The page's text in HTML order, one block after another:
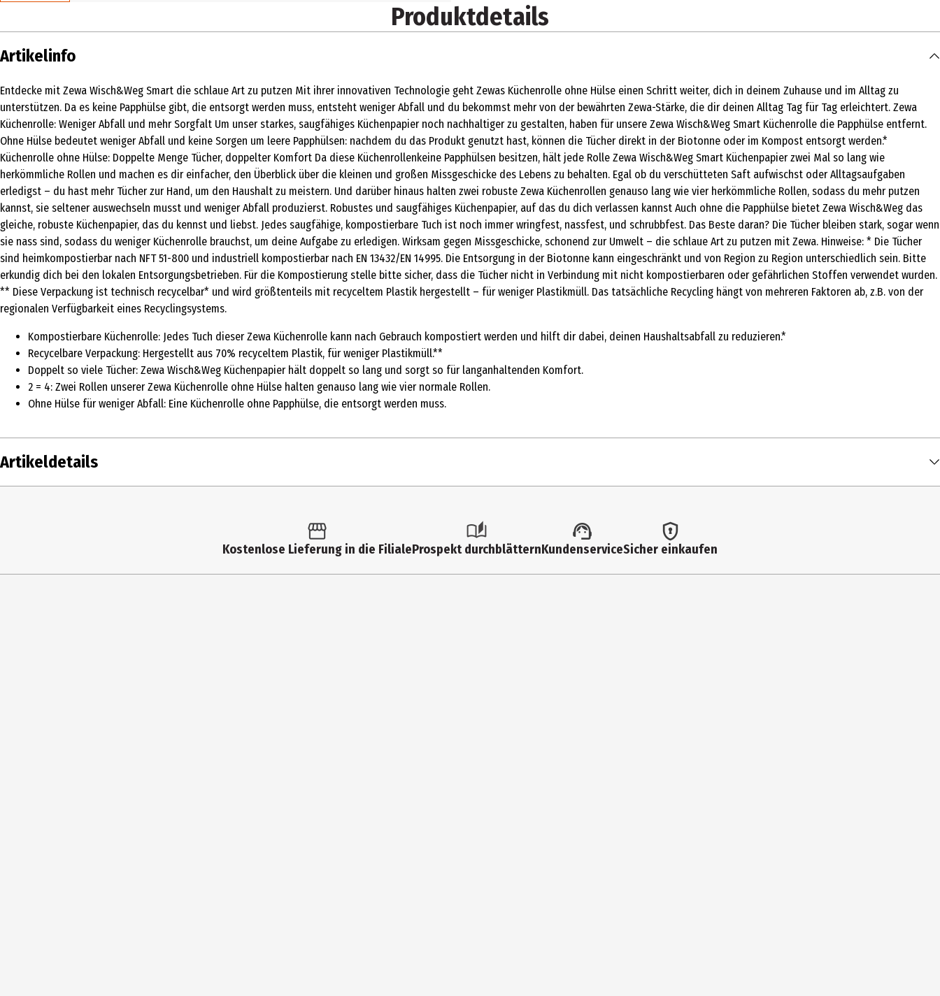
Produktdetails
Artikelinfo
Entdecke mit Zewa Wisch&Weg Smart die schlaue Art zu putzen Mit ihrer innovativen Technologie geht Zewas Küchenrolle ohne Hülse einen Schritt weiter, dich in deinem Zuhause und im Alltag zu
unterstützen. Da es keine Papphülse gibt, die entsorgt werden muss, entsteht weniger Abfall und du bekommst mehr von der bewährten Zewa-Stärke, die dir deinen Alltag Tag für Tag erleichtert. Zewa
Küchenrolle: Weniger Abfall und mehr Sorgfalt Um unser starkes, saugfähiges Küchenpapier noch nachhaltiger zu gestalten, haben für unsere Zewa Wisch&Weg Smart Küchenrolle die Papphülse entfernt.
Ohne Hülse bedeutet weniger Abfall und keine Sorgen um leere Papphülsen: nachdem du das Produkt genutzt hast, können die Tücher direkt in der Biotonne oder im Kompost entsorgt werden.*
Küchenrolle ohne Hülse: Doppelte Menge Tücher, doppelter Komfort Da diese Küchenrollenkeine Papphülsen besitzen, hält jede Rolle Zewa Wisch&Weg Smart Küchenpapier zwei Mal so lang wie
herkömmliche Rollen und machen es dir einfacher, den Überblick über die kleinen und großen Missgeschicke des Lebens zu behalten. Egal ob du verschütteten Saft aufwischst oder Alltagsaufgaben
erledigst – du hast mehr Tücher zur Hand, um den Haushalt zu meistern. Und darüber hinaus halten zwei robuste Zewa Küchenrollen genauso lang wie vier herkömmliche Rollen, sodass du mehr putzen
kannst, sie seltener auswechseln musst und weniger Abfall produzierst. Robustes und saugfähiges Küchenpapier, auf das du dich verlassen kannst Auch ohne die Papphülse bietet Zewa Wisch&Weg das
gleiche, robuste Küchenpapier, das du kennst und liebst. Jedes saugfähige, kompostierbare Tuch ist noch immer wringfest, nassfest, und schrubbfest. Das Beste daran? Die Tücher bleiben stark, sogar wenn
sie nass sind, sodass du weniger Küchenrolle brauchst, um deine Aufgabe zu erledigen. Wirksam gegen Missgeschicke, schonend zur Umwelt – die schlaue Art zu putzen mit Zewa. Hinweise: * Die Tücher
sind heimkompostierbar nach NFT 51-800 und industriell kompostierbar nach EN 13432/EN 14995. Die Entsorgung in der Biotonne kann eingeschränkt und von Region zu Region unterschiedlich sein. Bitte
erkundig dich bei den lokalen Entsorgungsbetrieben. Für die Kompostierung stelle bitte sicher, dass die Tücher nicht in Verbindung mit nicht kompostierbaren oder gefährlichen Stoffen verwendet wurden.
** Diese Verpackung ist technisch recycelbar* und wird größtenteils mit recyceltem Plastik hergestellt – für weniger Plastikmüll. Das tatsächliche Recycling hängt von mehreren Faktoren ab, z.B. von der
regionalen Verfügbarkeit eines Recyclingsystems.
Kompostierbare Küchenrolle: Jedes Tuch dieser Zewa Küchenrolle kann nach Gebrauch kompostiert werden und hilft dir dabei, deinen Haushaltsabfall zu reduzieren.*
Recycelbare Verpackung: Hergestellt aus 70% recyceltem Plastik, für weniger Plastikmüll.**
Doppelt so viele Tücher: Zewa Wisch&Weg Küchenpapier hält doppelt so lang und sorgt so für langanhaltenden Komfort.
2 = 4: Zwei Rollen unserer Zewa Küchenrolle ohne Hülse halten genauso lang wie vier normale Rollen.
Ohne Hülse für weniger Abfall: Eine Küchenrolle ohne Papphülse, die entsorgt werden muss.
Artikeldetails
Essity Operations Mannheim GmbH
Kostenlose Lieferung in die FilialeProspekt durchblätternKundenserviceSicher einkaufen